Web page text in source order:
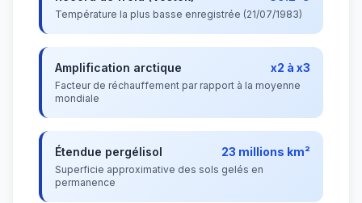
Température la plus basse enregistrée (21/07/1983)
Amplification arctique x2 à x3
Facteur de réchauffement par rapport à la moyenne
mondiale
Étendue pergélisol 23 millions km²
Superficie approximative des sols gelés en
permanence